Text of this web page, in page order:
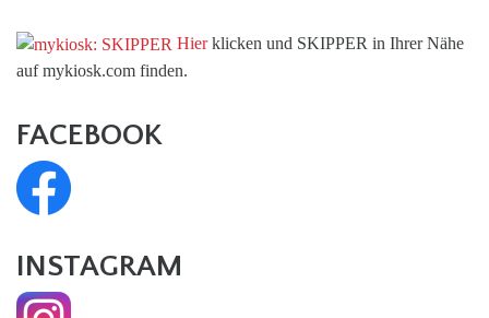
Hierklicken und SKIPPER in Ihrer Nähe
auf mykiosk.com finden.
FACEBOOK
INSTAGRAM